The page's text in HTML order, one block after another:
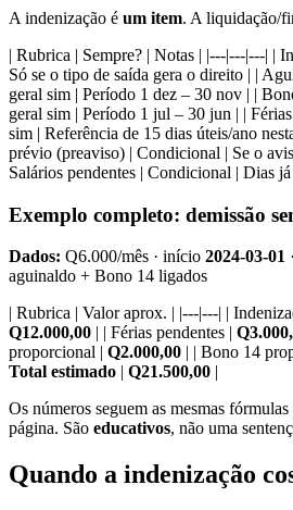
A indenização é um item. A liquidação/
| Rubrica | Sempre? | Notas | |---|---|---| |
Só se o tipo de saída gera o direito | |
geral sim | Período 1 dez – 30 nov | |
geral sim | Período 1 jul – 30 jun | |
sim | Referência de 15 dias úteis/ano
prévio (preaviso) | Condicional | Se o
Salários pendentes | Condicional | Dias
Exemplo completo: demissão
Dados: Q6.000/mês · início 2024-03-01
aguinaldo + Bono 14 ligados
| Rubrica | Valor aprox. | |---|---| |
Q12.000,00 | | Férias pendentes |
proporcional | Q2.000,00 | | Bono 14
Total estimado | Q21.500,00 |
Os números seguem as mesmas
página. São educativos, não uma
Quando a indenização